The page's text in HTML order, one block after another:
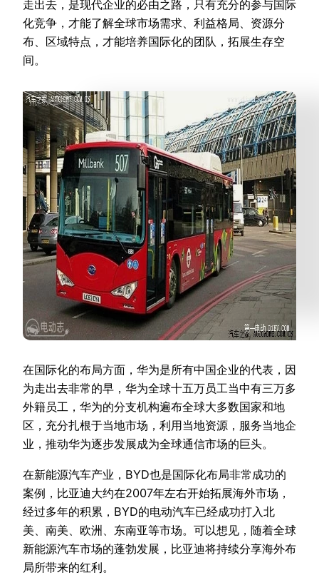
走出去，是现代企业的必由之路，只有充分的参与国际
化竞争，才能了解全球市场需求、利益格局、资源分
布、区域特点，才能培养国际化的团队，拓展生存空
间。
在国际化的布局方面，华为是所有中国企业的代表，因
为走出去非常的早，华为全球十五万员工当中有三万多
外籍员工，华为的分支机构遍布全球大多数国家和地
区，充分扎根于当地市场，利用当地资源，服务当地企
业，推动华为逐步发展成为全球通信市场的巨头。
在新能源汽车产业，BYD也是国际化布局非常成功的
案例，比亚迪大约在2007年左右开始拓展海外市场，
经过多年的积累，BYD的电动汽车已经成功打入北
美、南美、欧洲、东南亚等市场。可以想见，随着全球
新能源汽车市场的蓬勃发展，比亚迪将持续分享海外布
局所带来的红利。